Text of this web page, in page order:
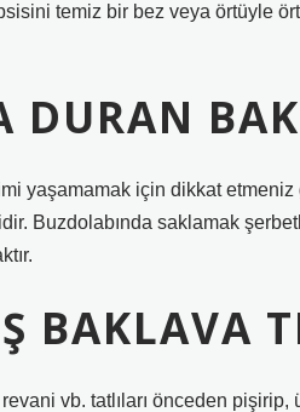
temiz bir bez veya örtüyle
DURAN
yaşamamak için dikkat
Buzdolabında saklamak
BAKLAVA
vb. tatlıları önceden